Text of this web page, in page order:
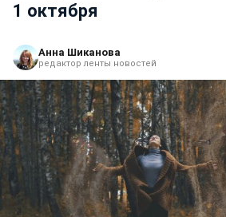
1 октября
Анна Шиканова
редактор ленты новостей